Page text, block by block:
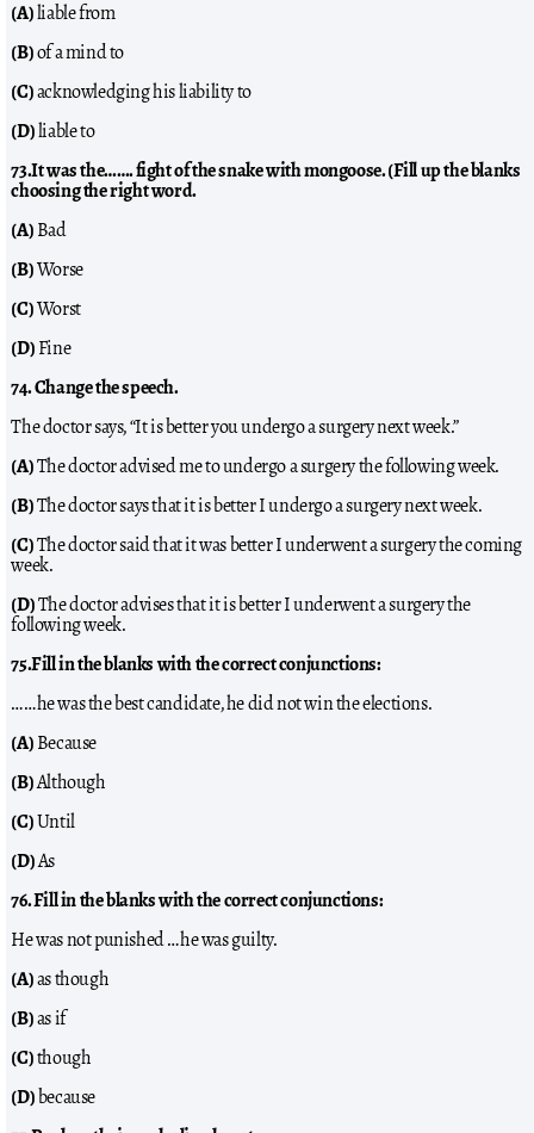
(A)liable from
(B)of a mind to
(C)acknowledging his liability to
(D)liable to
73.It was the……. fight of the snake with mongoose. (Fill up the blanks
choosing the right word.
(A)Bad
(B)Worse
(C)Worst
(D)Fine
74. Change the speech.
The doctor says, “It is better you undergo a surgery next week.”
(A)The doctor advised me to undergo a surgery the following week.
(B)The doctor says that it is better I undergo a surgery next week.
(C)The doctor said that it was better I underwent a surgery the coming
week.
(D)The doctor advises that it is better I underwent a surgery the
following week.
75.Fill in the blanks with the correct conjunctions:
……he was the best candidate, he did not win the elections.
(A)Because
(B)Although
(C)Until
(D)As
76. Fill in the blanks with the correct conjunctions:
He was not punished …he was guilty.
(A)as though
(B)as if
(C)though
(D)because